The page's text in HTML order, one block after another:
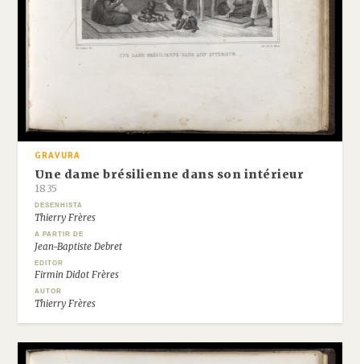
GRAVURA
Une dame brésilienne dans son intérieur
1835
DESENHISTA
Thierry Frères
A PARTIR DE
Jean-Baptiste Debret
EDITOR
Firmin Didot Frères
AUTOR
Thierry Frères